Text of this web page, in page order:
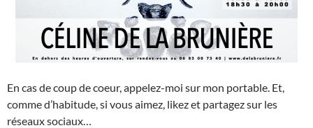
En cas de coup de coeur, appelez-moi sur mon portable. Et,
comme d’habitude, si vous aimez, likez et partagez sur les
réseaux sociaux…